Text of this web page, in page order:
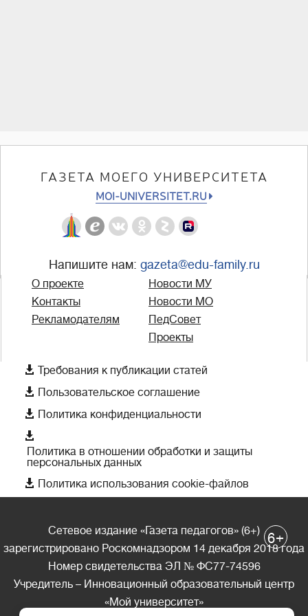
ГАЗЕТА МОЕГО УНИВЕРСИТЕТА
MOI-UNIVERSITET.RU
Напишите нам: gazeta@edu-family.ru
О проекте
Контакты
Рекламодателям
Новости МУ
Новости МО
ПедСовет
Проекты
 Требования к публикации статей
 Пользовательское соглашение
 Политика конфиденциальности

Политика в отношении обработки и защиты
персональных данных
 Политика использования cookie-файлов
Сетевое издание «Газета педагогов» (6+)
зарегистрировано Роскомнадзором 14 декабря 2018 года
Номер свидетельства ЭЛ № ФС77-74596
Учредитель – Инновационный образовательный центр
«Мой университет»
6+